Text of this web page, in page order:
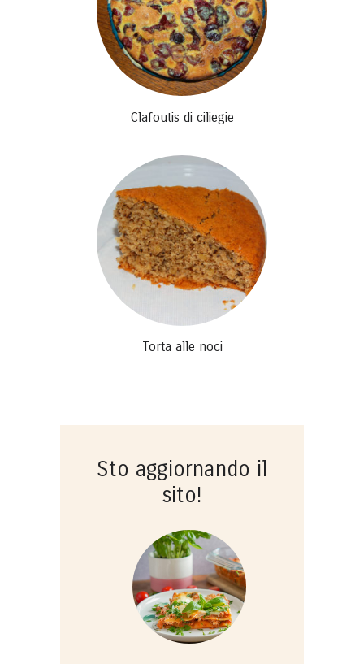
Clafoutis di ciliegie
Torta alle noci
Sto aggiornando il
sito!